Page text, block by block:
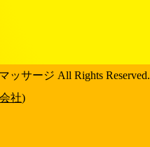
サージ All Rights Reserved.
社)